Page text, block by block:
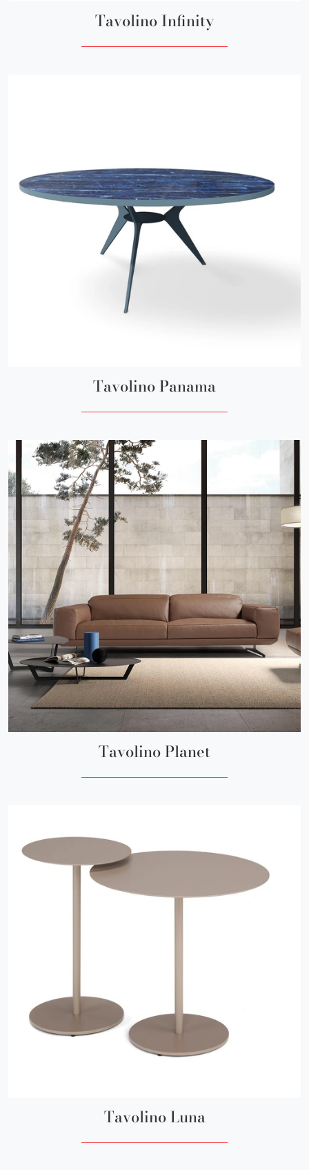
Tavolino Infinity
Tavolino Panama
Tavolino Planet
Tavolino Luna